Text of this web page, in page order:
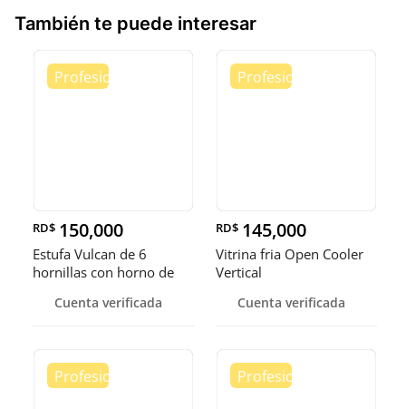
También te puede interesar
RD$ 150,000
Estufa Vulcan de 6
hornillas con horno de
Cuenta verificada
RD$ 145,000
Vitrina fria Open Cooler
Vertical
Cuenta verificada